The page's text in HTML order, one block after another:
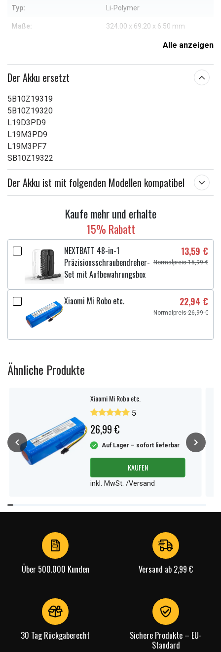
Typ: Li-Polymer
Maße: 324.00 x 69.20 x 6.50 mm
Alle anzeigen
Der Akku ersetzt
5B10Z19319
5B10Z19320
L19D3PD9
L19M3PD9
L19M3PF7
SB10Z19322
Der Akku ist mit folgenden Modellen kompatibel
Kaufe mehr und erhalte
15% Rabatt
NEXTBATT 48-in-1
Präzisionsschraubendreher-
Set mit Aufbewahrungsbox
13,59 €
Normalpreis 15,99 €
Xiaomi Mi Robo etc. 22,94 €
Normalpreis 26,99 €
Ähnliche Produkte
Xiaomi Mi Robo etc.
5
26,99 €
Auf Lager – sofort lieferbar
KAUFEN
inkl. MwSt. /Versand
Item
1
Über 500.000 Kunden Versand ab 2,99 €
30 Tag Rückgaberecht
Sichere Produkte – EU-
Standard